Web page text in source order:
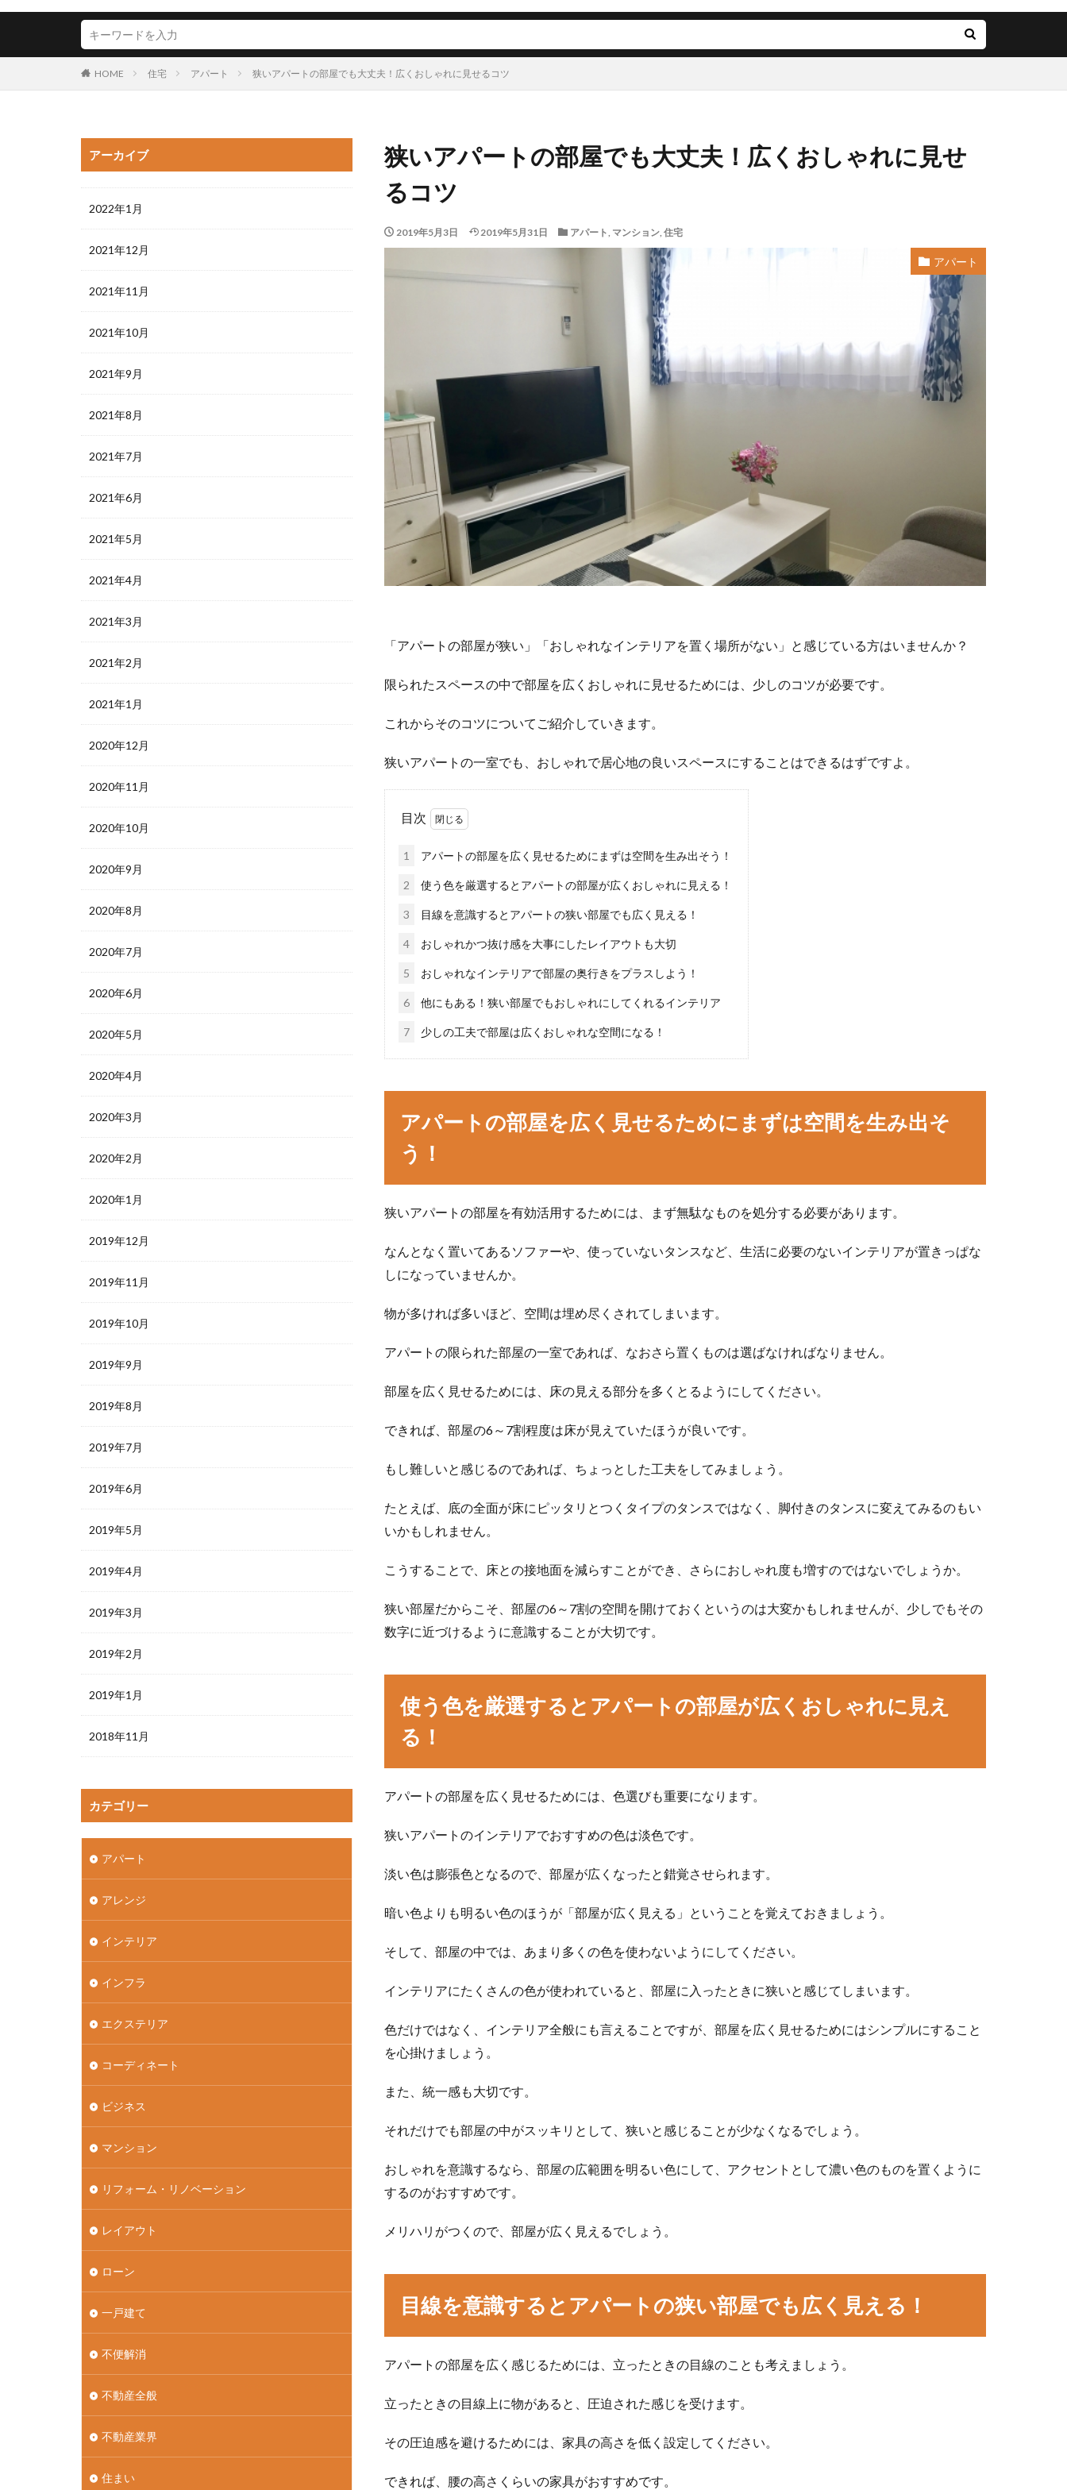
HOME 住宅 アパート 狭いアパートの部屋でも大丈夫！広くおしゃれに見せるコツ
狭いアパートの部屋でも大丈夫！広くおしゃれに見せ
るコツ
2019年5月3日 2019年5月31日 アパート, マンション, 住宅
アパート
「アパートの部屋が狭い」「おしゃれなインテリアを置く場所がない」と感じている方はいませんか？
限られたスペースの中で部屋を広くおしゃれに見せるためには、少しのコツが必要です。
これからそのコツについてご紹介していきます。
狭いアパートの一室でも、おしゃれで居心地の良いスペースにすることはできるはずですよ。
目次
1 アパートの部屋を広く見せるためにまずは空間を生み出そう！
2 使う色を厳選するとアパートの部屋が広くおしゃれに見える！
3 目線を意識するとアパートの狭い部屋でも広く見える！
4 おしゃれかつ抜け感を大事にしたレイアウトも大切
5 おしゃれなインテリアで部屋の奥行きをプラスしよう！
6 他にもある！狭い部屋でもおしゃれにしてくれるインテリア
7 少しの工夫で部屋は広くおしゃれな空間になる！
アパートの部屋を広く見せるためにまずは空間を生み出そ
う！
狭いアパートの部屋を有効活用するためには、まず無駄なものを処分する必要があります。
なんとなく置いてあるソファーや、使っていないタンスなど、生活に必要のないインテリアが置きっぱな
しになっていませんか。
物が多ければ多いほど、空間は埋め尽くされてしまいます。
アパートの限られた部屋の一室であれば、なおさら置くものは選ばなければなりません。
部屋を広く見せるためには、床の見える部分を多くとるようにしてください。
できれば、部屋の6～7割程度は床が見えていたほうが良いです。
もし難しいと感じるのであれば、ちょっとした工夫をしてみましょう。
たとえば、底の全面が床にピッタリとつくタイプのタンスではなく、脚付きのタンスに変えてみるのもい
いかもしれません。
こうすることで、床との接地面を減らすことができ、さらにおしゃれ度も増すのではないでしょうか。
狭い部屋だからこそ、部屋の6～7割の空間を開けておくというのは大変かもしれませんが、少しでもその
数字に近づけるように意識することが大切です。
使う色を厳選するとアパートの部屋が広くおしゃれに見え
る！
アパートの部屋を広く見せるためには、色選びも重要になります。
狭いアパートのインテリアでおすすめの色は淡色です。
淡い色は膨張色となるので、部屋が広くなったと錯覚させられます。
暗い色よりも明るい色のほうが「部屋が広く見える」ということを覚えておきましょう。
そして、部屋の中では、あまり多くの色を使わないようにしてください。
インテリアにたくさんの色が使われていると、部屋に入ったときに狭いと感じてしまいます。
色だけではなく、インテリア全般にも言えることですが、部屋を広く見せるためにはシンプルにすること
を心掛けましょう。
また、統一感も大切です。
それだけでも部屋の中がスッキリとして、狭いと感じることが少なくなるでしょう。
おしゃれを意識するなら、部屋の広範囲を明るい色にして、アクセントとして濃い色のものを置くように
するのがおすすめです。
メリハリがつくので、部屋が広く見えるでしょう。
目線を意識するとアパートの狭い部屋でも広く見える！
アパートの部屋を広く感じるためには、立ったときの目線のことも考えましょう。
立ったときの目線上に物があると、圧迫された感じを受けます。
その圧迫感を避けるためには、家具の高さを低く設定してください。
できれば、腰の高さくらいの家具がおすすめです。
アーカイブ
2022年1月
2021年12月
2021年11月
2021年10月
2021年9月
2021年8月
2021年7月
2021年6月
2021年5月
2021年4月
2021年3月
2021年2月
2021年1月
2020年12月
2020年11月
2020年10月
2020年9月
2020年8月
2020年7月
2020年6月
2020年5月
2020年4月
2020年3月
2020年2月
2020年1月
2019年12月
2019年11月
2019年10月
2019年9月
2019年8月
2019年7月
2019年6月
2019年5月
2019年4月
2019年3月
2019年2月
2019年1月
2018年11月
カテゴリー
アパート
アレンジ
インテリア
インフラ
エクステリア
コーディネート
ビジネス
マンション
リフォーム・リノベーション
レイアウト
ローン
一戸建て
不便解消
不動産全般
不動産業界
住まい